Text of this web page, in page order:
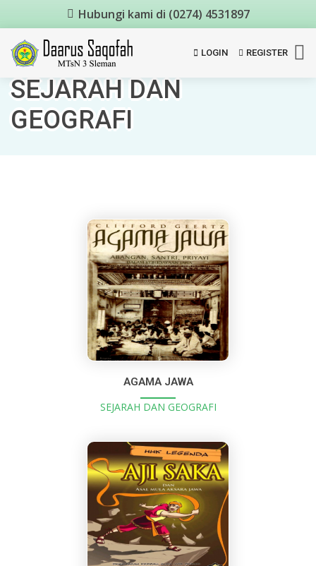
Hubungi kami di (0274) 4531897
LOGIN REGISTER
SEJARAH DAN
GEOGRAFI
AGAMA JAWA
SEJARAH DAN GEOGRAFI